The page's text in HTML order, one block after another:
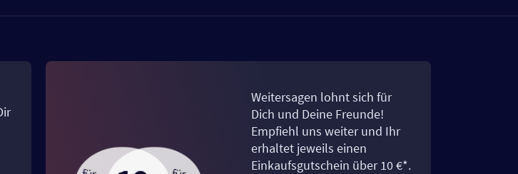
Weitersagen lohnt sich für
Dich und Deine Freunde!
Empfiehl uns weiter und Ihr
erhaltet jeweils einen
Einkaufsgutschein über 10 €*.